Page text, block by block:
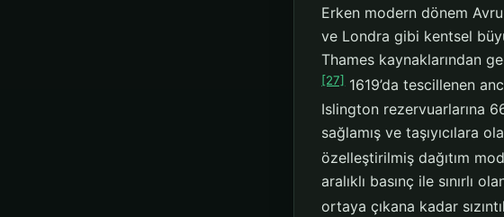
Erken modern dönem
ve Londra gibi kentsel
Thames kaynaklarından
[27] 1619’da tescillenen
Islington rezervuarlarına
sağlamış ve taşıyıcılara
özelleştirilmiş dağıtım
aralıklı basınç ile sınırlı
ortaya çıkana kadar